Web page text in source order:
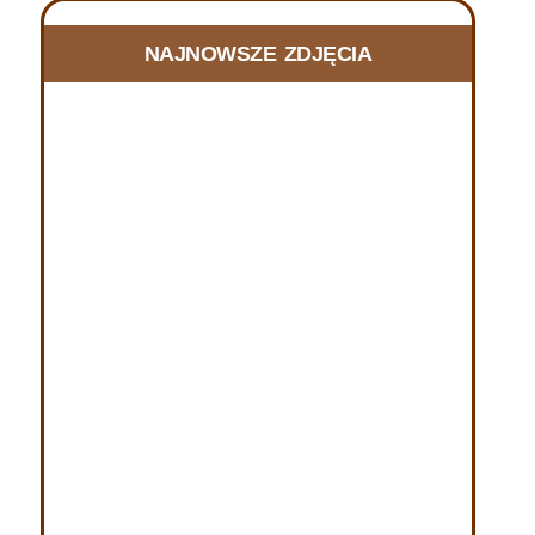
w Szczecinie, 20.06.2026
NAJNOWSZE ZDJĘCIA